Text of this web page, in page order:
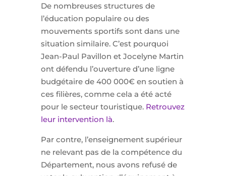
De nombreuses structures de
l’éducation populaire ou des
mouvements sportifs sont dans une
situation similaire. C’est pourquoi
Jean-Paul Pavillon et Jocelyne Martin
ont défendu l’ouverture d’une ligne
budgétaire de 400 000€ en soutien à
ces filières, comme cela a été acté
pour le secteur touristique. Retrouvez
leur intervention là.
Par contre, l’enseignement supérieur
ne relevant pas de la compétence du
Département, nous avons refusé de